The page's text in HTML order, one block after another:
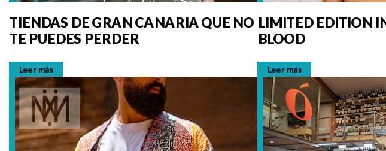
TIENDAS DE GRAN CANARIA QUE NO
TE PUEDES PERDER
Leer más
LIMITED EDITION
BLOOD
Leer más